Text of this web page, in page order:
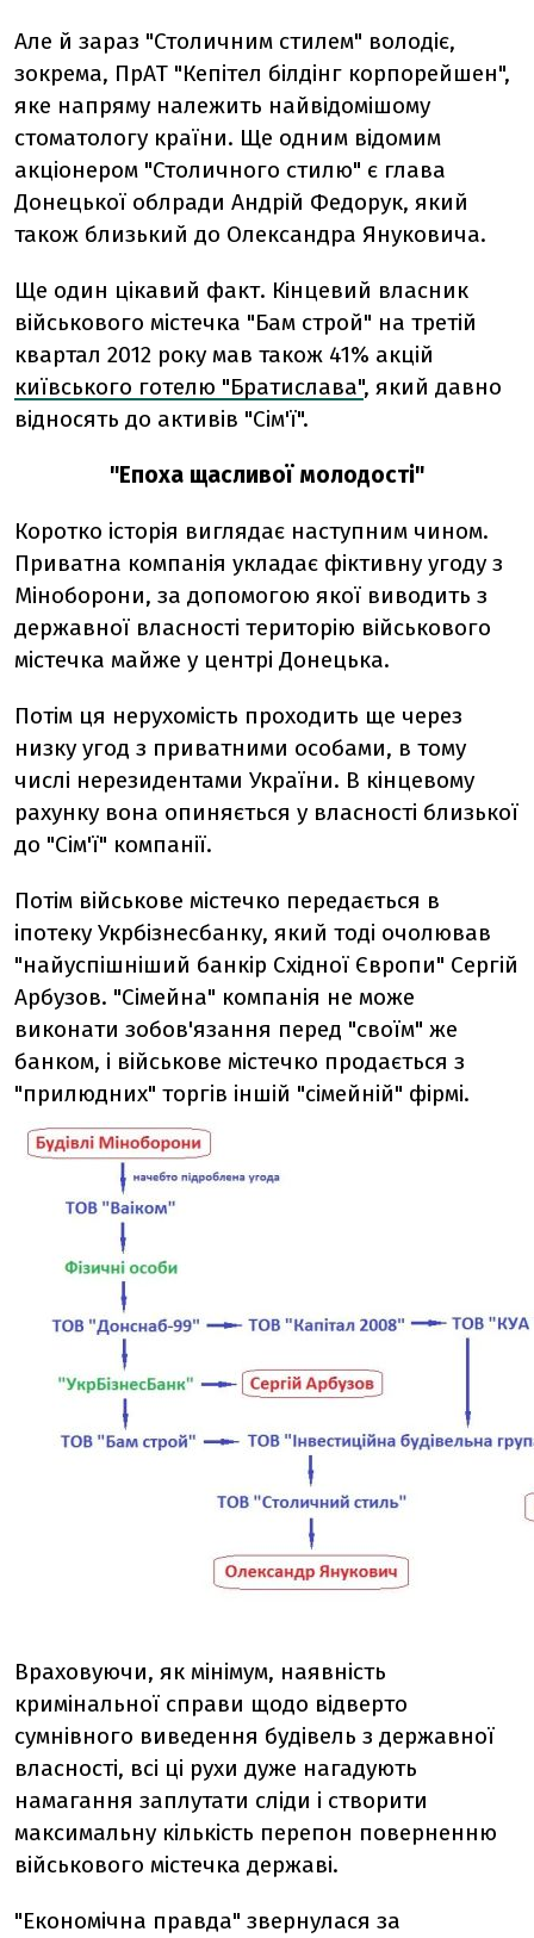
Але й зараз "Столичним стилем" володіє,
зокрема, ПрАТ "Кепітел білдінг корпорейшен",
яке напряму належить найвідомішому
стоматологу країни. Ще одним відомим
акціонером "Столичного стилю" є глава
Донецької облради Андрій Федорук, який
також близький до Олександра Януковича.
Ще один цікавий факт. Кінцевий власник
військового містечка "Бам строй" на третій
квартал 2012 року мав також 41% акцій
київського готелю "Братислава", який давно
відносять до активів "Сім'ї".
"Епоха щасливої молодості"
Коротко історія виглядає наступним чином.
Приватна компанія укладає фіктивну угоду з
Міноборони, за допомогою якої виводить з
державної власності територію військового
містечка майже у центрі Донецька.
Потім ця нерухомість проходить ще через
низку угод з приватними особами, в тому
числі нерезидентами України. В кінцевому
рахунку вона опиняється у власності близької
до "Сім'ї" компанії.
Потім військове містечко передається в
іпотеку Укрбізнесбанку, який тоді очолював
"найуспішніший банкір Східної Європи" Сергій
Арбузов. "Сімейна" компанія не може
виконати зобов'язання перед "своїм" же
банком, і військове містечко продається з
"прилюдних" торгів іншій "сімейній" фірмі.
Враховуючи, як мінімум, наявність
кримінальної справи щодо відверто
сумнівного виведення будівель з державної
власності, всі ці рухи дуже нагадують
намагання заплутати сліди і створити
максимальну кількість перепон поверненню
військового містечка державі.
"Економічна правда" звернулася за